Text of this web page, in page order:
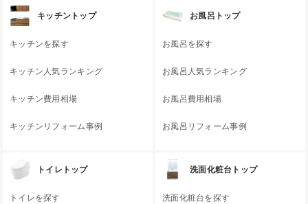
キッチントップ
キッチンを探す
キッチン人気ランキング
キッチン費用相場
キッチンリフォーム事例
お風呂トップ
お風呂を探す
お風呂人気ランキング
お風呂費用相場
お風呂リフォーム事例
トイレトップ
トイレを探す
洗面化粧台トップ
洗面化粧台を探す